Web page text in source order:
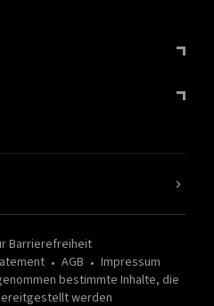
bestimmte Inhalte, die
werden
Barrierefreiheit
AGB Impressum